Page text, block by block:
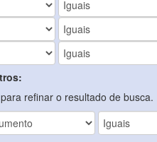
refinar o resultado de busca.